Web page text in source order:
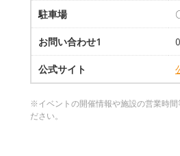
駐車場
お問い合わせ1
公式サイト
※イベントの開催情報や施設の営業時
ださい。